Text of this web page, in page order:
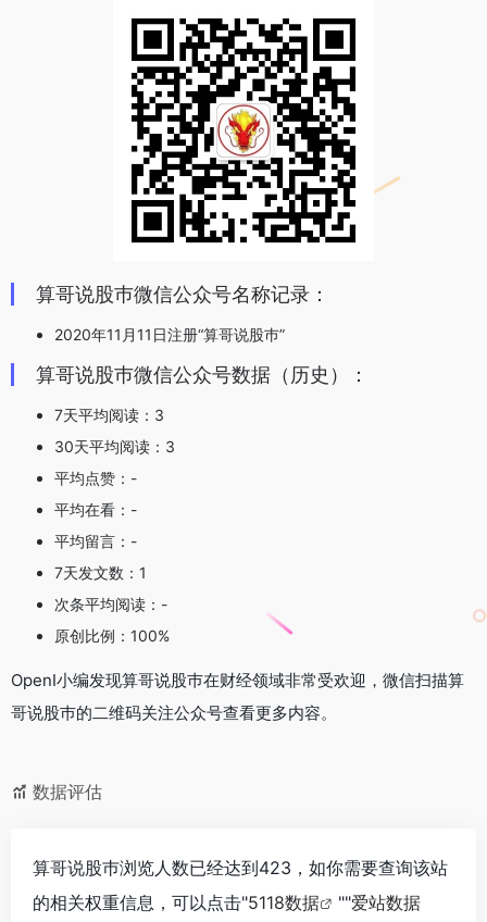
算哥说股巿微信公众号名称记录：
2020年11月11日注册“算哥说股巿”
算哥说股巿微信公众号数据（历史）：
7天平均阅读：3
30天平均阅读：3
平均点赞：-
平均在看：-
平均留言：-
7天发文数：1
次条平均阅读：-
原创比例：100%
OpenI小编发现算哥说股巿在财经领域非常受欢迎，微信扫描算
哥说股巿的二维码关注公众号查看更多内容。
数据评估
算哥说股巿浏览人数已经达到423，如你需要查询该站
的相关权重信息，可以点击"5118数据 ""爱站数据